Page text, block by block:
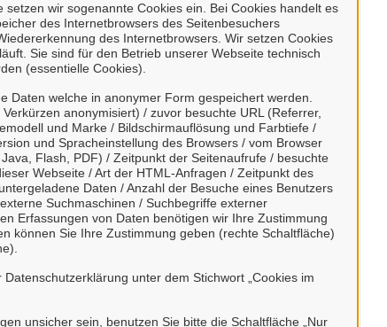
wir sogenannte Cookies ein. Bei Cookies handelt es
des Internetbrowsers des Seitenbesuchers
des Internetbrowsers. Wir setzen Cookies
Sie sind für den Betrieb unserer Webseite technisch
(essentielle Cookies).
Daten welche in anonymer Form gespeichert werden.
anonymisiert) / zuvor besuchte URL (Referrer,
und Marke / Bildschirmauflösung und Farbtiefe /
und Spracheinstellung des Browsers / vom Browser
Flash, PDF) / Zeitpunkt der Seitenaufrufe / besuchte
Webseite / Art der HTML-Anfragen / Zeitpunkt des
Daten / Anzahl der Besuche eines Benutzers
Suchmaschinen / Suchbegriffe externer
Erfassungen von Daten benötigen wir Ihre Zustimmung
können Sie Ihre Zustimmung geben (rechte Schaltfläche)
unter dem Stichwort „Cookies im
unsicher sein, benutzen Sie bitte die Schaltfläche „Nur
anmelden und die Vorteile Ihres